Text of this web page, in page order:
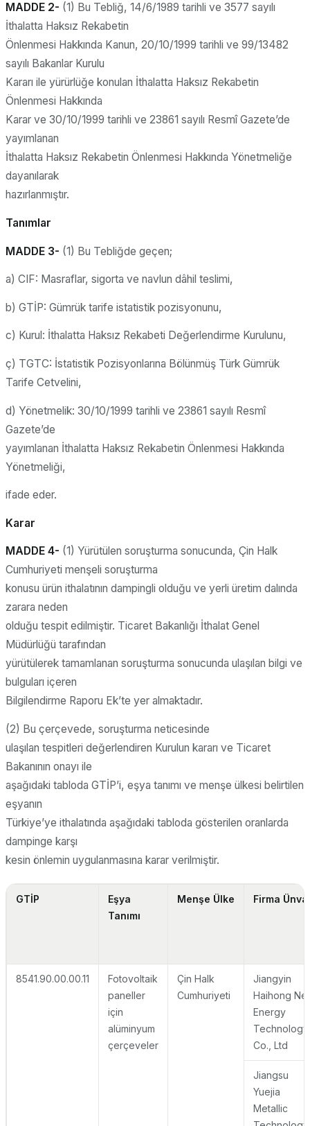
MADDE 2- (1) Bu Tebliğ, 14/6/1989 tarihli ve 3577 sayılı
İthalatta Haksız Rekabetin
Önlenmesi Hakkında Kanun, 20/10/1999 tarihli ve 99/13482
sayılı Bakanlar Kurulu
Kararı ile yürürlüğe konulan İthalatta Haksız Rekabetin
Önlenmesi Hakkında
Karar ve 30/10/1999 tarihli ve 23861 sayılı Resmî Gazete’de
yayımlanan
İthalatta Haksız Rekabetin Önlenmesi Hakkında Yönetmeliğe
dayanılarak
hazırlanmıştır.
Tanımlar
MADDE 3- (1) Bu Tebliğde geçen;
a) CIF: Masraflar, sigorta ve navlun dâhil teslimi,
b) GTİP: Gümrük tarife istatistik pozisyonunu,
c) Kurul: İthalatta Haksız Rekabeti Değerlendirme Kurulunu,
ç) TGTC: İstatistik Pozisyonlarına Bölünmüş Türk Gümrük
Tarife Cetvelini,
d) Yönetmelik: 30/10/1999 tarihli ve 23861 sayılı Resmî
Gazete’de
yayımlanan İthalatta Haksız Rekabetin Önlenmesi Hakkında
Yönetmeliği,
ifade eder.
Karar
MADDE 4- (1) Yürütülen soruşturma sonucunda, Çin Halk
Cumhuriyeti menşeli soruşturma
konusu ürün ithalatının dampingli olduğu ve yerli üretim dalında
zarara neden
olduğu tespit edilmiştir. Ticaret Bakanlığı İthalat Genel
Müdürlüğü tarafından
yürütülerek tamamlanan soruşturma sonucunda ulaşılan bilgi ve
bulguları içeren
Bilgilendirme Raporu Ek’te yer almaktadır.
(2) Bu çerçevede, soruşturma neticesinde
ulaşılan tespitleri değerlendiren Kurulun kararı ve Ticaret
Bakanının onayı ile
aşağıdaki tabloda GTİP’i, eşya tanımı ve menşe ülkesi belirtilen
eşyanın
Türkiye’ye ithalatında aşağıdaki tabloda gösterilen oranlarda
dampinge karşı
kesin önlemin uygulanmasına karar verilmiştir.
GTİP
Eşya
Tanımı
Menşe Ülke Firma
8541.90.00.00.11
Fotovoltaik
paneller
için
alüminyum
çerçeveler
Çin Halk
Cumhuriyeti
Jiangyin
Haihong
Energy
Technology
Co., Ltd
Jiangsu
Yuejia
Metallic